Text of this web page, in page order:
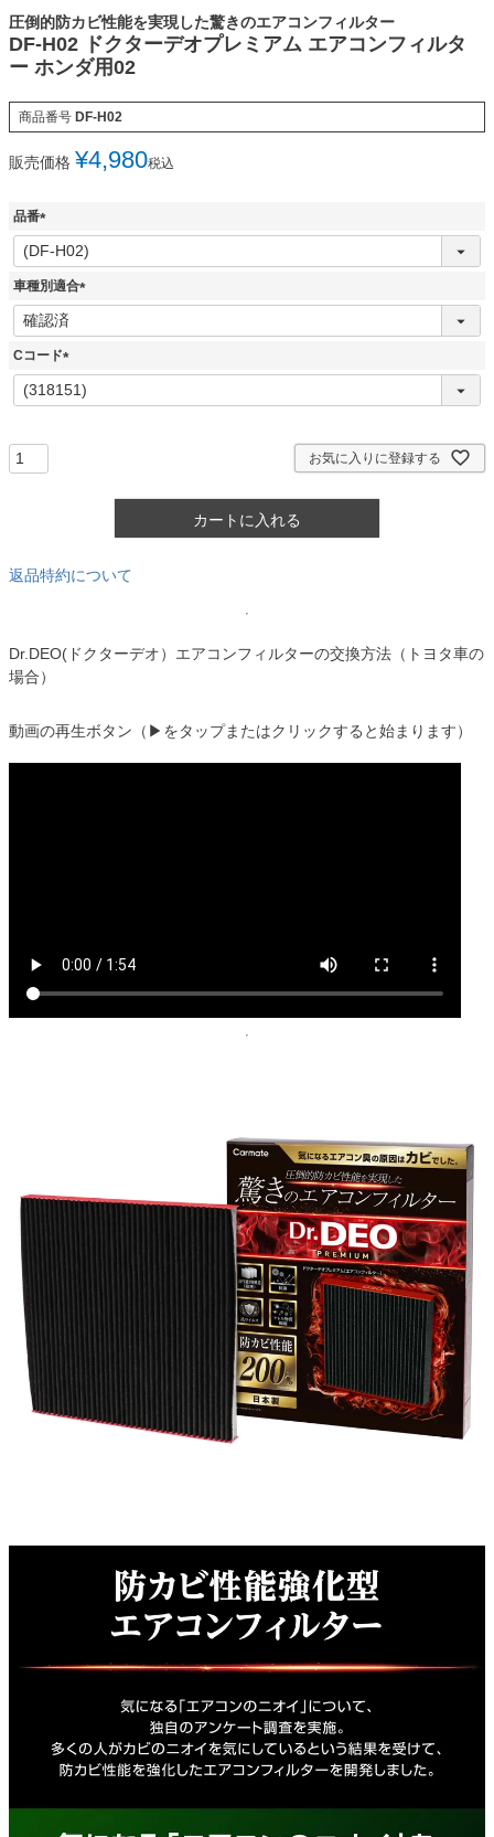
圧倒的防カビ性能を実現した驚きのエアコンフィルター
DF-H02 ドクターデオプレミアム エアコンフィルタ
ー ホンダ用02
商品番号 DF-H02
販売価格 ¥4,980税込
品番
(
必
須
車種別適合
(
Cコード
(
必
お気に入りに登録する
カートに入れる
返品特約について
Dr.DEO(ドクターデオ）エアコンフィルターの交換方法（トヨタ車の
場合）
動画の再生ボタン（▶をタップまたはクリックすると始まります）